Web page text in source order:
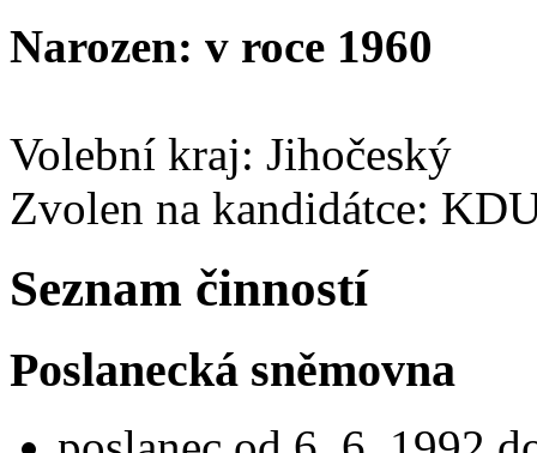
Narozen: v roce 1960
Volební kraj: Jihočeský
Zvolen na kandidátce:
Seznam činností
Poslanecká sněmovna